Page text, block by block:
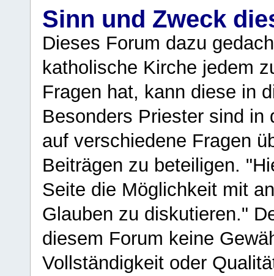
Sinn und Zweck
Dieses Forum dazu
katholische Kirche jedem
Fragen hat, kann diese in
Besonders Priester sind in
auf verschiedene Fragen
Beiträgen zu beteiligen.
Seite die Möglichkeit mit
Glauben zu diskutieren."
diesem Forum keine
Vollständigkeit oder